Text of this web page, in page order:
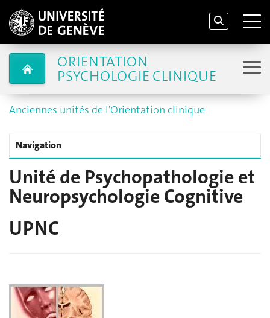
ORIENTATION
PSYCHOLOGIE CLINIQUE
Anciennes unités de l'Orientation clinique
Navigation
Unité de Psychopathologie et
Neuropsychologie Cognitive
UPNC